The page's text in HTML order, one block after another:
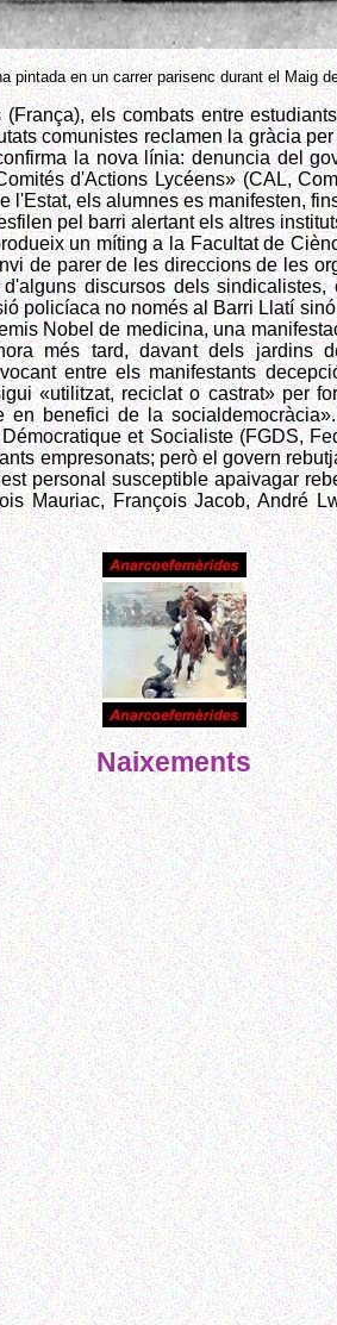
pintada en un carrer parisenc durant el Maig
els combats entre
comunistes reclamen la gràcia
la nova línia: denuncia del
d'Actions Lycéens» (CAL,
l'Estat, els alumnes es manifesten,
pel barri alertant els altres
un míting a la Facultat de
de parer de les direccions de les
discursos dels
policíaca no només al Barri Llatí
Nobel de medicina, una
més tard, davant dels jardins
entre els manifestants
«utilitzat, reciclat o castrat» per
benefici de la
et Socialiste (FGDS,
empresonats; però el govern
personal susceptible apaivagar
Mauriac, François Jacob, André
Naixements